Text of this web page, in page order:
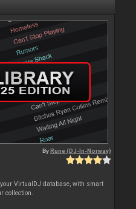
ByRune (DJ-In-Norway)
VirtualDJ database, with smart
collection.